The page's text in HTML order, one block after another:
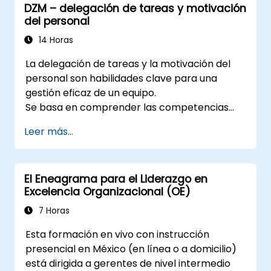
en contextos de liderazgo y Recursos
Humanos.
Promover una cultura de innovación
DZM – delegación de tareas y motivación
del personal
14 Horas
La delegación de tareas y la motivación del
personal son habilidades clave para una
gestión eficaz de un equipo.
Se basa en comprender las competencias
expectativas y, al mismo tiempo, confiar y
delegar responsabilidad. Realice revisiones
periódicas del progreso y ofrezca
retroalimentación constructiva para poder
motivar al personal:
Reconozca los logros: El reconocimiento
fortalece la motivación para seguir
trabajando.
El involucrar a los empleados en los procesos
Leer más...
El Eneagrama para el Liderazgo en
Excelencia Organizacional (OE)
7 Horas
Esta formación en vivo con instrucción
presencial en México (en línea o a domicilio)
está dirigida a gerentes de nivel intermedio